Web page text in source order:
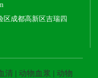
成都高新区吉瑞四
清 | 动物血浆 | 动物